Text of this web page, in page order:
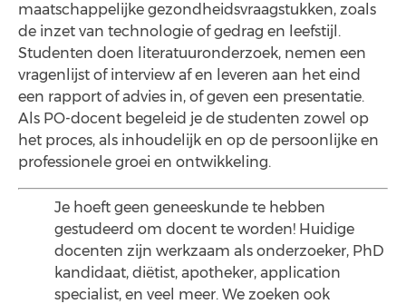
maatschappelijke gezondheidsvraagstukken, zoals
de inzet van technologie of gedrag en leefstijl.
Studenten doen literatuuronderzoek, nemen een
vragenlijst of interview af en leveren aan het eind
een rapport of advies in, of geven een presentatie.
Als PO-docent begeleid je de studenten zowel op
het proces, als inhoudelijk en op de persoonlijke en
professionele groei en ontwikkeling.
Je hoeft geen geneeskunde te hebben
gestudeerd om docent te worden! Huidige
docenten zijn werkzaam als onderzoeker, PhD
kandidaat, diëtist, apotheker, application
specialist, en veel meer. We zoeken ook